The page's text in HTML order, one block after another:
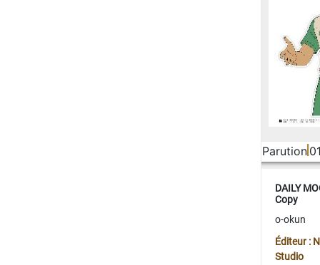
Parution
DAILY
Copy
o-okun
Éditeur :
Studio